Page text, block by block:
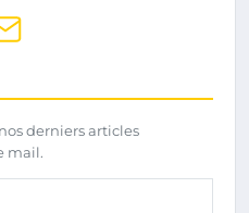
derniers articles
mail.